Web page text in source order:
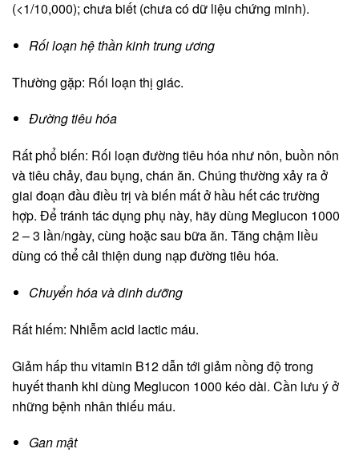
(<1/10,000); chưa biết (chưa có dữ liệu chứng minh).
Rối loạn hệ thần kinh trung ương
Thường gặp: Rối loạn thị giác.
Đường tiêu hóa
Rất phổ biến: Rối loạn đường tiêu hóa như nôn, buồn nôn
và tiêu chảy, đau bụng, chán ăn. Chúng thường xảy ra ở
giai đoạn đầu điều trị và biến mất ở hầu hết các trường
hợp. Để tránh tác dụng phụ này, hãy dùng Meglucon 1000
2 – 3 lần/ngày, cùng hoặc sau bữa ăn. Tăng chậm liều
dùng có thể cải thiện dung nạp đường tiêu hóa.
Chuyển hóa và dinh dưỡng
Rất hiếm: Nhiễm acid lactic máu.
Giảm hấp thu vitamin B12 dẫn tới giảm nồng độ trong
huyết thanh khi dùng Meglucon 1000 kéo dài. Cần lưu ý ở
những bệnh nhân thiếu máu.
Gan mật